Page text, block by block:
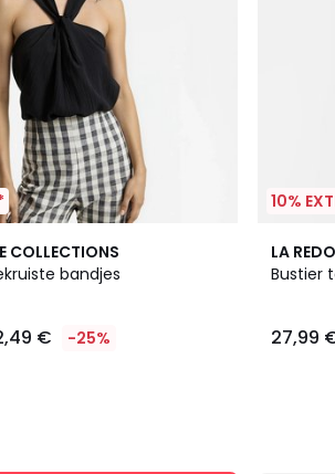
COLLECTIONS
bandjes
€ -25%
10%
LA
Bustier
27,99